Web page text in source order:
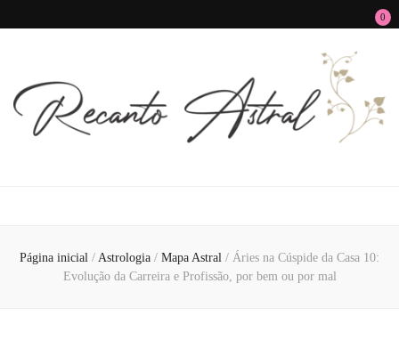
0
Página inicial / Astrologia / Mapa Astral / Áries na Cúspide da Casa 10:
Evolução da Carreira e Profissão, por bem ou por mal